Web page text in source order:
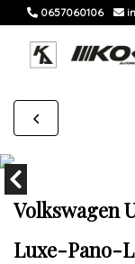
0657060106
Volkswagen
Luxe-Pano-